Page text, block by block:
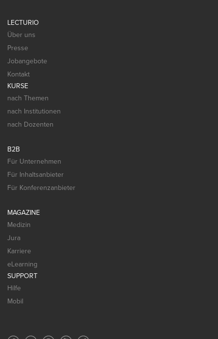
LECTURIO
Über uns
Presse
Jobangebote
Kontakt
KURSE
nach Themen
nach Institutionen
nach Dozenten
B2B
Für Unternehmen
Für Inhaltsanbieter
Für Konferenzanbieter
MAGAZINE
Medizin
Jura
Karriere
eLearning
SUPPORT
Hilfe
Mobil